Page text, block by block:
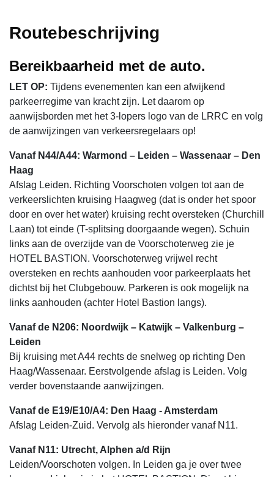
Routebeschrijving
Bereikbaarheid met de auto.
LET OP: Tijdens evenementen kan een afwijkend
parkeerregime van kracht zijn. Let daarom op
aanwijsborden met het 3-lopers logo van de LRRC en volg
de aanwijzingen van verkeersregelaars op!
Vanaf N44/A44: Warmond – Leiden – Wassenaar – Den
Haag
Afslag Leiden. Richting Voorschoten volgen tot aan de
verkeerslichten kruising Haagweg (dat is onder het spoor
door en over het water) kruising recht oversteken (Churchill
Laan) tot einde (T-splitsing doorgaande wegen). Schuin
links aan de overzijde van de Voorschoterweg zie je
HOTEL BASTION. Voorschoterweg vrijwel recht
oversteken en rechts aanhouden voor parkeerplaats het
dichtst bij het Clubgebouw. Parkeren is ook mogelijk na
links aanhouden (achter Hotel Bastion langs).
Vanaf de N206: Noordwijk – Katwijk – Valkenburg –
Leiden
Bij kruising met A44 rechts de snelweg op richting Den
Haag/Wassenaar. Eerstvolgende afslag is Leiden. Volg
verder bovenstaande aanwijzingen.
Vanaf de E19/E10/A4: Den Haag - Amsterdam
Afslag Leiden-Zuid. Vervolg als hieronder vanaf N11.
Vanaf N11: Utrecht, Alphen a/d Rijn
Leiden/Voorschoten volgen. In Leiden ga je over twee